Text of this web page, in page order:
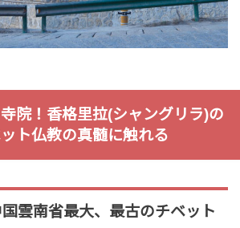
院！香格里拉(シャングリラ)の
ト仏教の真髄に触れる
国雲南省最大、最古のチベット